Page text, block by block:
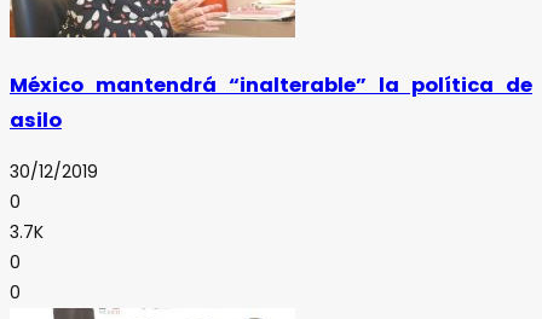
México mantendrá “inalterable” la política de
asilo
30/12/2019
0
3.7K
0
0